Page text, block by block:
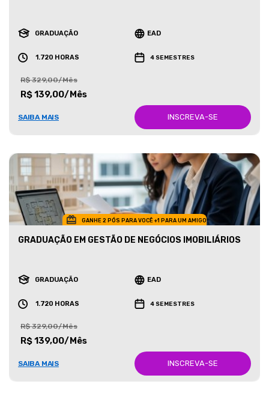
GRADUAÇÃO EAD
1.720 HORAS 4 SEMESTRES
R$ 329,00/Mês
R$ 139,00/Mês
SAIBA MAIS INSCREVA-SE
GANHE 2 PÓS PARA VOCÊ +1 PARA UM AMIGO
GRADUAÇÃO EM GESTÃO DE NEGÓCIOS IMOBILIÁRIOS
GRADUAÇÃO EAD
1.720 HORAS 4 SEMESTRES
R$ 329,00/Mês
R$ 139,00/Mês
SAIBA MAIS INSCREVA-SE